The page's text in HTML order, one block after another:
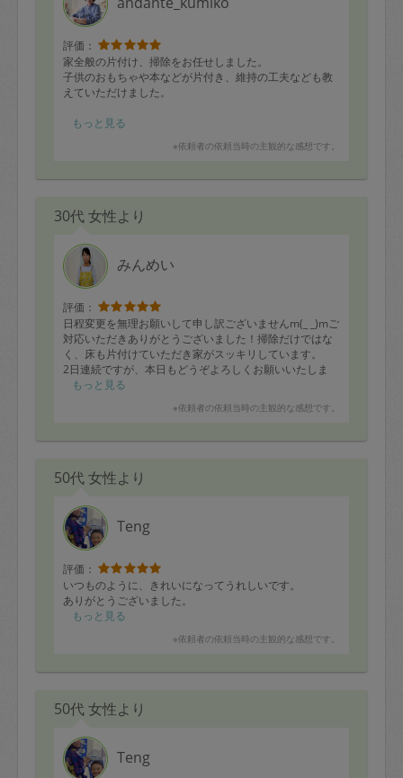
評価：
家全般の片付け、掃除をお任せしました。
子供のおもちゃや本などが片付き、維持の工夫なども教
えていただけました。
お掃除もてきぱきとこなされていましたが、所々にいた
ありがとうございました。
もっと見る
※依頼者の依頼当時の主観的な感想です。
30代 女性より
みんめい
評価：
日程変更を無理お願いして申し訳ございませんm(_ _)mご
対応いただきありがとうございました！掃除だけではな
く、床も片付けていただき家がスッキリしています。
2日連続ですが、本日もどうぞよろしくお願いいたしま
す。もっと見る
※依頼者の依頼当時の主観的な感想です。
50代 女性より
Teng
評価：
いつものように、きれいになってうれしいです。
ありがとうございました。
もっと見る
※依頼者の依頼当時の主観的な感想です。
50代 女性より
Teng